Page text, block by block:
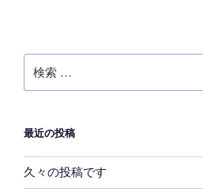
ン
索:
最近の投稿
久々の投稿です